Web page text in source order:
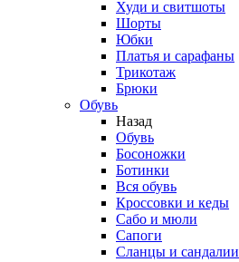
Худи и свитшоты
Шорты
Юбки
Платья и сарафаны
Трикотаж
Брюки
Обувь
Назад
Обувь
Босоножки
Ботинки
Вся обувь
Кроссовки и кеды
Сабо и мюли
Сапоги
Сланцы и сандалии